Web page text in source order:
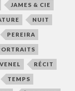
JAMES & CIE
NUIT
PEREIRA
RÉCIT
TEMPS